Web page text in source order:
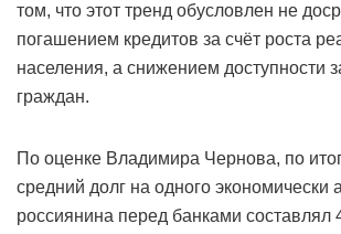
том, что этот тренд обусловлен не
погашением кредитов за счёт роста
населения, а снижением доступности
граждан.
По оценке Владимира Чернова, по
средний долг на одного экономически
россиянина перед банками составлял